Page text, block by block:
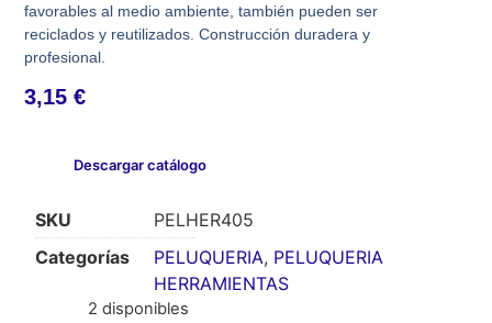
favorables al medio ambiente, también pueden ser
reciclados y reutilizados. Construcción duradera y
profesional.
3,15€
Descargar catálogo
SKU
PELHER405
Categorías
PELUQUERIA, PELUQUERIA
HERRAMIENTAS
2 disponibles